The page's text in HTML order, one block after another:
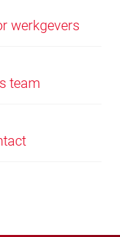
werkgevers
team